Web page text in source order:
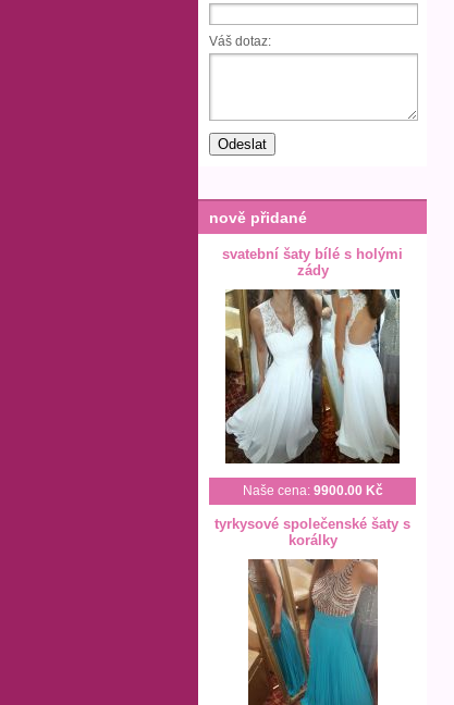
Váš dotaz:
nově přidané
svatební šaty bílé s holými
zády
Naše cena: 9900.00 Kč
tyrkysové společenské šaty s
korálky